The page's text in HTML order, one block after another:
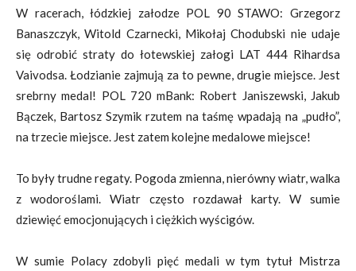
W racerach, łódzkiej załodze POL 90 STAWO: Grzegorz
Banaszczyk, Witold Czarnecki, Mikołaj Chodubski nie udaje
się odrobić straty do łotewskiej załogi LAT 444 Rihardsa
Vaivodsa. Łodzianie zajmują za to pewne, drugie miejsce. Jest
srebrny medal! POL 720 mBank: Robert Janiszewski, Jakub
Bączek, Bartosz Szymik rzutem na taśmę wpadają na „pudło”,
na trzecie miejsce. Jest zatem kolejne medalowe miejsce!
To były trudne regaty. Pogoda zmienna, nierówny wiatr, walka
z wodoroślami. Wiatr często rozdawał karty. W sumie
dziewięć emocjonujących i ciężkich wyścigów.
W sumie Polacy zdobyli pięć medali w tym tytuł Mistrza